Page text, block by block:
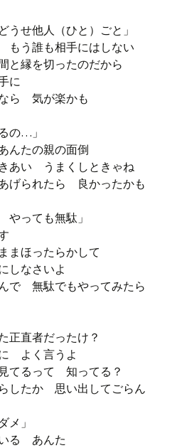
せ他人（ひと）ごと」
う誰も相手にはしない
縁を切ったのだから
に
ら 気が楽かも
の…」
んたの親の面倒
あい うまくしときゃね
られたら 良かったかも
っても無駄」
まほったらかして
しなさいよ
で 無駄でもやってみたら
正直者だったけ？
よく言うよ
てるって 知ってる？
したか 思い出してごらん
メ」
る あんた